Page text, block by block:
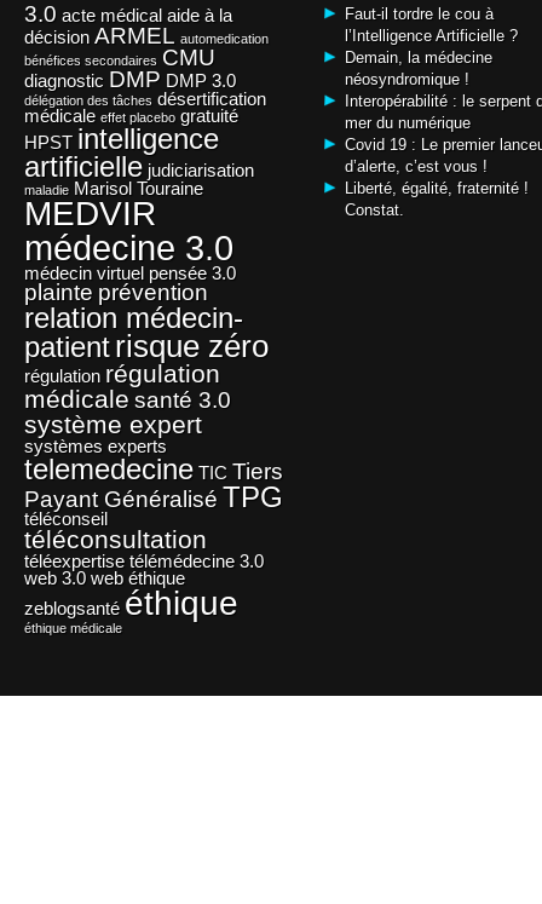
3.0 acte médical aide à la
décision ARMEL automedication
bénéfices secondaires CMU
diagnostic DMP DMP 3.0
délégation des tâches désertification
médicale effet placebo gratuité
HPST intelligence
artificielle judiciarisation
maladie Marisol Touraine
MEDVIR
médecine 3.0
médecin virtuel pensée 3.0
plainte prévention
relation médecin-
patientrisque zéro
régulation régulation
médicale santé 3.0
système expert
systèmes experts
telemedecine TIC Tiers
Payant Généralisé TPG
téléconseil
téléconsultation
téléexpertise télémédecine 3.0
web 3.0 web éthique
zeblogsanté éthique
éthique médicale
Faut-il tordre le cou à
l’Intelligence Artificielle ?
Demain, la médecine
néosyndromique !
Interopérabilité : le serpent
mer du numérique
Covid 19 : Le premier
d’alerte, c’est vous !
Liberté, égalité, fraternité !
Constat.